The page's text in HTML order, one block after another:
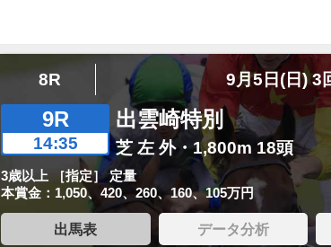
8R 9月5日(日) 3
9R
14:35
出雲崎特別
芝 左 外・1,800m 18頭
3歳以上 ［指定］ 定量
本賞金：1,050、420、260、160、105万円
出馬表 データ分析